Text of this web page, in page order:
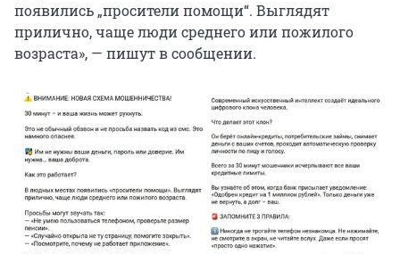
появились „просители помощи“. Выглядят
прилично, чаще люди среднего или пожилого
возраста», — пишут в сообщении.